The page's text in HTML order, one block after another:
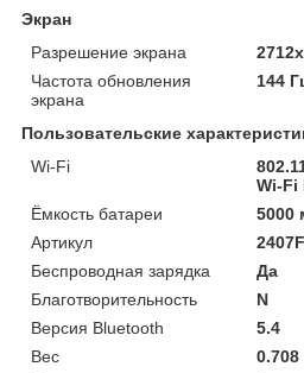
Экран
Разрешение экрана
Частота обновления
экрана
144
Пользовательские
Wi-Fi
Wi-Fi
Ёмкость батареи
5000
Артикул
Беспроводная зарядка
Да
Благотворительность
N
Версия Bluetooth
5.4
Вес
0.708